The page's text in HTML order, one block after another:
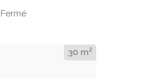
Fermé
30 m2